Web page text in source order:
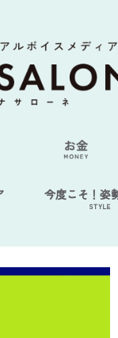
今度こそ！姿
STYLE